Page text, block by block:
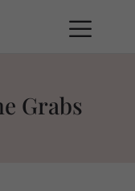
Grabs